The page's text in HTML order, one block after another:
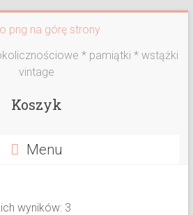
* pamiątki * wstążki
vintage
Koszyk
Menu
wyników: 3